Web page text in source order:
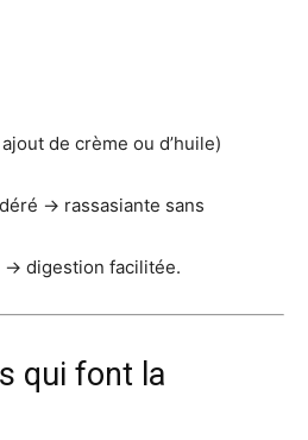
de crème ou d’huile)
→ rassasiante sans
→ digestion facilitée.
qui font la